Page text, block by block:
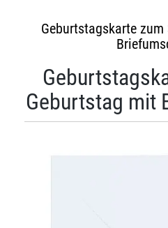
Geburtstagskarte
Geburtstag mit